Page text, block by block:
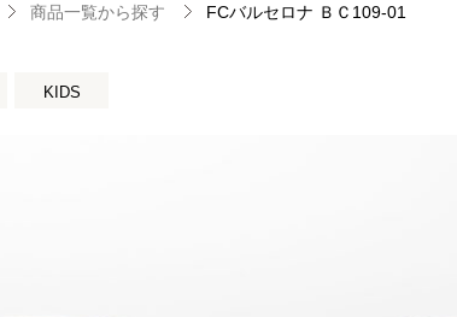
商品一覧から探す FCバルセロナ ＢＣ109-01
KIDS